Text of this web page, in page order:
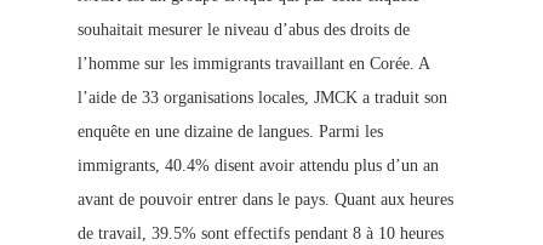
souhaitait mesurer le niveau d’abus des droits de
l’homme sur les immigrants travaillant en Corée. A
l’aide de 33 organisations locales, JMCK a traduit son
enquête en une dizaine de langues. Parmi les
immigrants, 40.4% disent avoir attendu plus d’un an
avant de pouvoir entrer dans le pays. Quant aux heures
de travail, 39.5% sont effectifs pendant 8 à 10 heures